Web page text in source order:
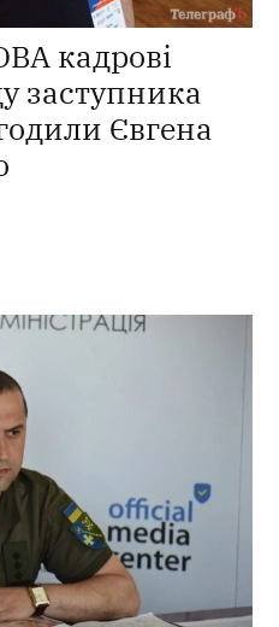
кадрові
заступника
Євгена